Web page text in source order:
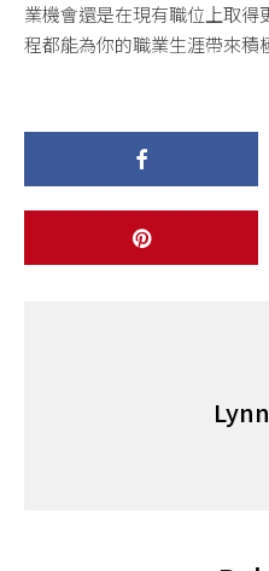
業機會還是在現有職位上取得
程都能為你的職業生涯帶來積